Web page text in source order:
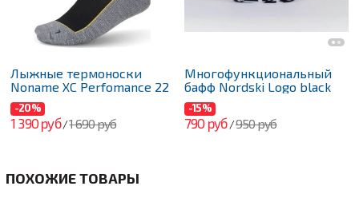
Лыжные термоноски
Noname XC Perfomance 22
-20%
1 390 руб/1 690 руб
Многофункциональный
бафф Nordski Logo black
-15%
790 руб/950 руб
ПОХОЖИЕ ТОВАРЫ